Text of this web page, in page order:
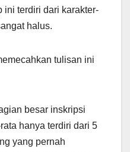
ini terdiri dari karakter-
halus.
tulisan ini
besar inskripsi
hanya terdiri dari 5
yang pernah